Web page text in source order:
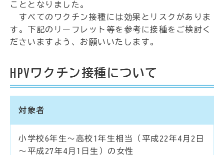
こととなりました。
すべてのワクチン接種には効果とリスクがありま
す。下記のリーフレット等を参考に接種をご検討く
ださいますよう、お願いいたします。
HPVワクチン接種について
対象者
小学校6年生～高校1年生相当（平成22年4月2日
～平成27年4月1日生）の女性